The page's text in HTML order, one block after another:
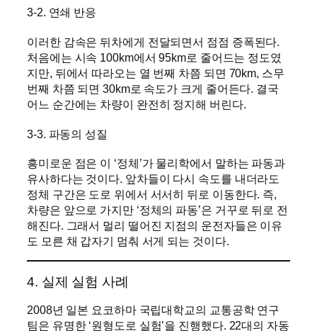
3-2. 연쇄 반응
이러한 감속은 뒤차에게 전달되면서 점점 증폭된다.
처음에는 시속 100km에서 95km로 줄어드는 정도였
지만, 뒤에서 따라오는 열 번째 차쯤 되면 70km, 스무
번째 차쯤 되면 30km로 속도가 크게 줄어든다. 결국
어느 순간에는 차량이 완전히 정지해 버린다.
3-3. 파동의 성질
흥미로운 점은 이 ‘정체’가 물리학에서 말하는 파동과
유사하다는 것이다. 앞차들이 다시 속도를 내더라도
정체 구간은 도로 위에서 서서히 뒤로 이동한다. 즉,
차량은 앞으로 가지만 ‘정체의 파동’은 거꾸로 뒤로 전
해진다. 그래서 멀리 떨어진 지점의 운전자들은 이유
도 모른 채 갑자기 멈춰 서게 되는 것이다.
4. 실제 실험 사례
2008년 일본 요코하마 국립대학교의 교통공학 연구
팀은 유명한 ‘원형도로 실험’을 진행했다. 22대의 자동